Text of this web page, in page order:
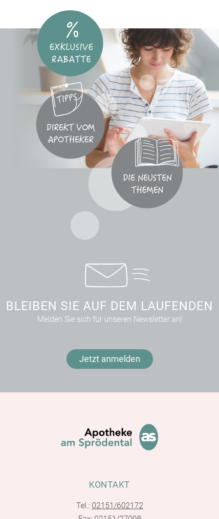
BLEIBEN SIE AUF DEM LAUFENDEN
Melden Sie sich für unseren Newsletter an!
Jetzt anmelden
KONTAKT
Tel.: 02151/602172